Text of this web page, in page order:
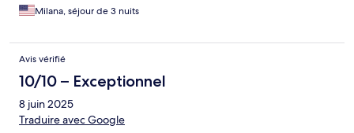
Milana, séjour de 3 nuits
Avis vérifié
10/10 – Exceptionnel
8 juin 2025
Traduire avec Google